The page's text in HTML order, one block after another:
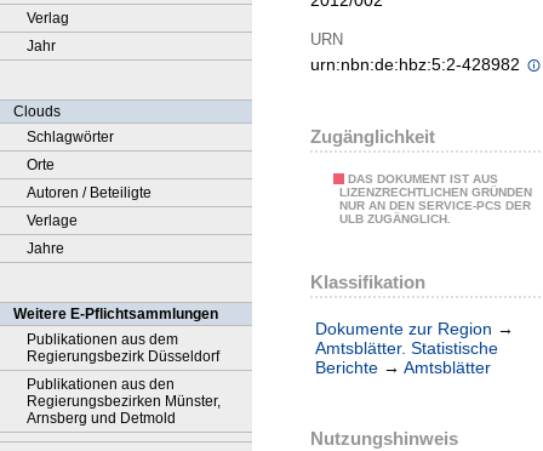
Verlag
Jahr
Clouds
Schlagwörter
Orte
Autoren / Beteiligte
Verlage
Jahre
Weitere E-Pflichtsammlungen
Publikationen aus dem
Regierungsbezirk Düsseldorf
Publikationen aus den
Regierungsbezirken Münster,
Arnsberg und Detmold
URN
urn:nbn:de:hbz:5:2-428982
Zugänglichkeit
DAS DOKUMENT IST AUS
LIZENZRECHTLICHEN GRÜNDEN
NUR AN DEN SERVICE-PCS DER
ULB ZUGÄNGLICH.
Klassifikation
Dokumente zur Region →
Amtsblätter. Statistische
Berichte → Amtsblätter
Nutzungshinweis